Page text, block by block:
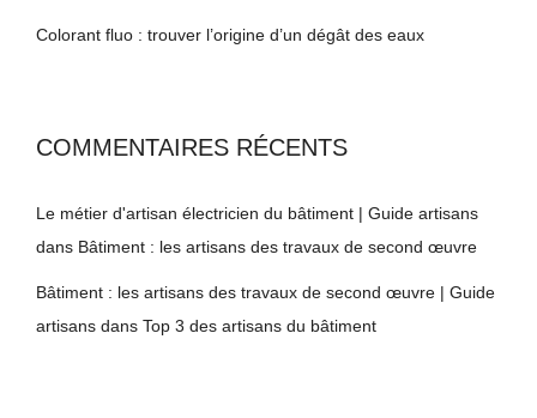
Colorant fluo : trouver l’origine d’un dégât des eaux
COMMENTAIRES RÉCENTS
Le métier d'artisan électricien du bâtiment | Guide artisans
dans Bâtiment : les artisans des travaux de second œuvre
Bâtiment : les artisans des travaux de second œuvre | Guide
artisans dans Top 3 des artisans du bâtiment